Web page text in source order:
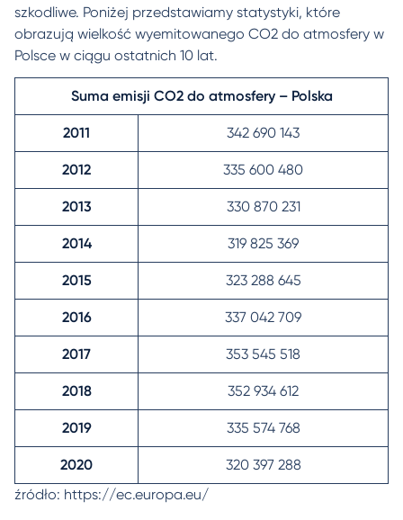
szkodliwe. Poniżej przedstawiamy statystyki, które
obrazują wielkość wyemitowanego CO2 do atmosfery w
Polsce w ciągu ostatnich 10 lat.
Suma emisji CO2 do atmosfery – Polska
2011 342 690 143
2012 335 600 480
2013 330 870 231
2014 319 825 369
2015 323 288 645
2016 337 042 709
2017 353 545 518
2018 352 934 612
2019 335 574 768
2020
320 397 288
źródło: https://ec.europa.eu/